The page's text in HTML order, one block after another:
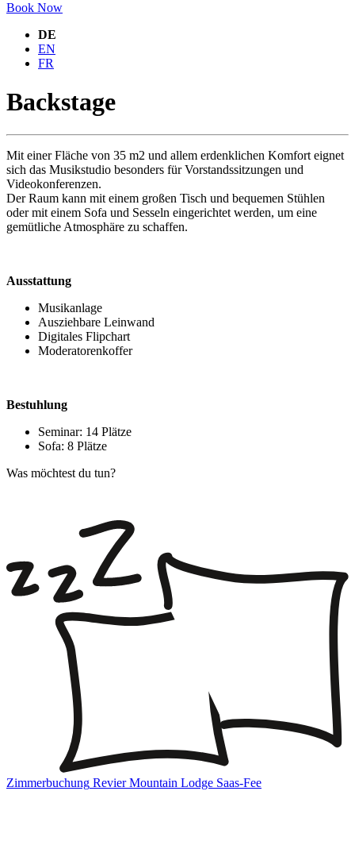
Book Now
DE
EN
FR
Backstage
Mit einer Fläche von 35 m2 und allem erdenklichen Komfort eignet
sich das Musikstudio besonders für Vorstandssitzungen und
Videokonferenzen.
Der Raum kann mit einem großen Tisch und bequemen Stühlen
oder mit einem Sofa und Sesseln eingerichtet werden, um eine
gemütliche Atmosphäre zu schaffen.
Ausstattung
Musikanlage
Ausziehbare Leinwand
Digitales Flipchart
Moderatorenkoffer
Bestuhlung
Seminar: 14 Plätze
Sofa: 8 Plätze
Was möchtest du tun?
Zimmerbuchung Revier Mountain Lodge Saas-Fee